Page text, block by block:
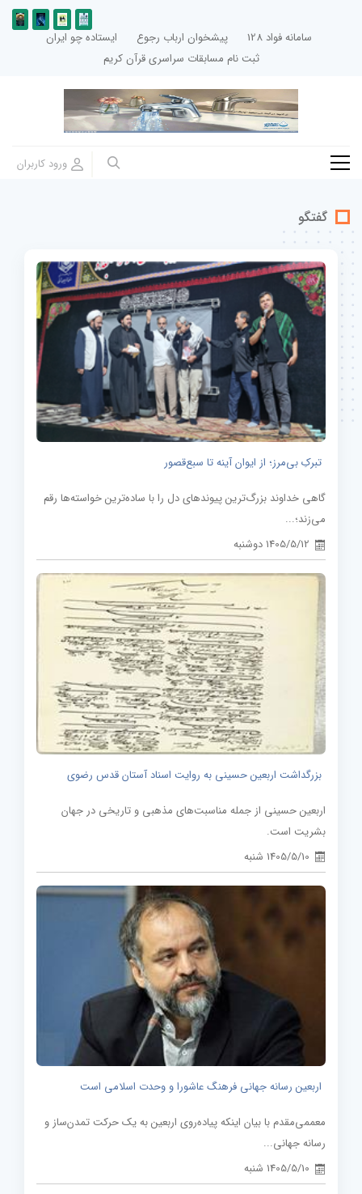
سامانه فواد 128 پیشخوان ارباب رجوع
ایستاده چو ایران
ثبت نام مسابقات سراسری قرآن کریم
گفتگو
تبرکِ بی‌مرز؛ از ایوان آینه تا سبع‌قصور
گاهی خداوند بزرگ‌ترین پیوندهای دل را با ساده‌ترین خواسته‌ها رقم
می‌زند؛...
1405/5/12 دوشنبه
بزرگداشت اربعین حسینی به روایت اسناد آستان قدس رضوی
اربعین حسینی از جمله مناسبت‌های مذهبی و تاریخی در جهان
بشریت است.
1405/5/10 شنبه
اربعین رسانه جهانی فرهنگ عاشورا و وحدت اسلامی است
معممی‌مقدم با بیان اینکه پیاده‌روی اربعین به یک حرکت تمدن‌ساز و
رسانه جهانی...
1405/5/10 شنبه